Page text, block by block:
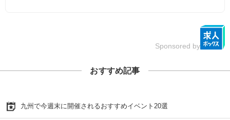
Sponsored by
おすすめ記事
九州で今週末に開催されるおすすめイベント20選